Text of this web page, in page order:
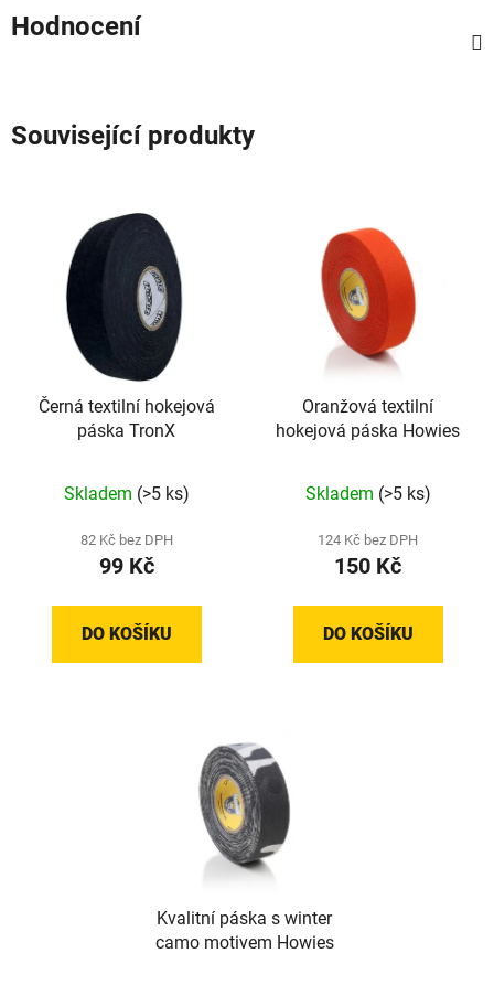
Hodnocení
Související produkty
Černá textilní hokejová
páska TronX
Skladem (>5 ks)
82 Kč bez DPH
99 Kč
DO KOŠÍKU
Oranžová textilní
hokejová páska Howies
Skladem (>5 ks)
124 Kč bez DPH
150 Kč
DO KOŠÍKU
Kvalitní páska s winter
camo motivem Howies